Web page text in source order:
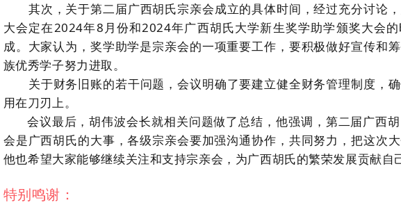
其次，关于第二届广西胡氏宗亲会成立的具体时间，经过充分讨论
大会定在2024年8月份和2024年广西胡氏大学新生奖学助学颁奖大会
成。大家认为，奖学助学是宗亲会的一项重要工作，要积极做好宣传和
族优秀学子努力进取。
关于财务旧账的若干问题，会议明确了要建立健全财务管理制度，
用在刀刃上。
会议最后，胡伟波会长就相关问题做了总结，他强调，第二届广西
会是广西胡氏的大事，各级宗亲会要加强沟通协作，共同努力，把这次
他也希望大家能够继续关注和支持宗亲会，为广西胡氏的繁荣发展贡献自
特别鸣谢：